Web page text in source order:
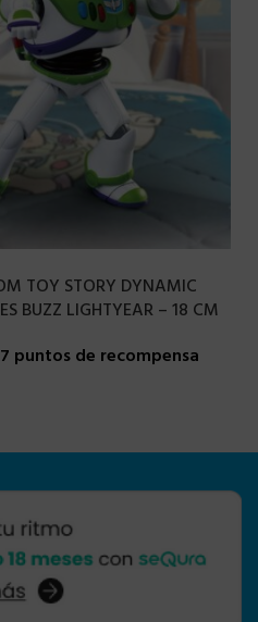
TOY STORY DYNAMIC
BUZZ LIGHTYEAR – 18 CM
puntos de recompensa